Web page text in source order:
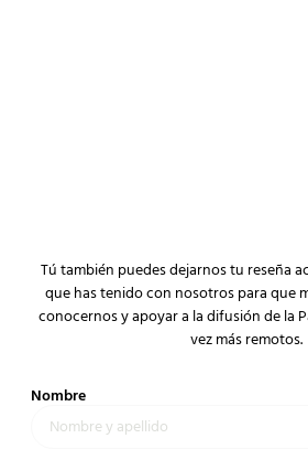
Tú también puedes dejarnos tu reseña
que has tenido con nosotros para que
conocernos y apoyar a la difusión de la
vez más remotos.
Nombre